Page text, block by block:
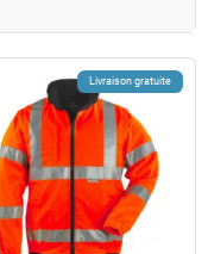
Livraison gratuite